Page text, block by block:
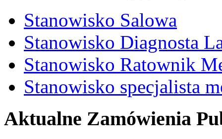
Stanowisko Salowa
Stanowisko Diagnosta
Stanowisko Ratownik
Stanowisko specjalista
Aktualne Zamówienia